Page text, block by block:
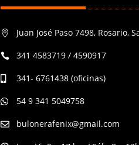
 Juan José Paso 7498, Rosario,
 341 4583719 / 4590917
 341- 6761438 (oficinas)
 54 9 341 5049758
 bulonerafenix@gmail.com